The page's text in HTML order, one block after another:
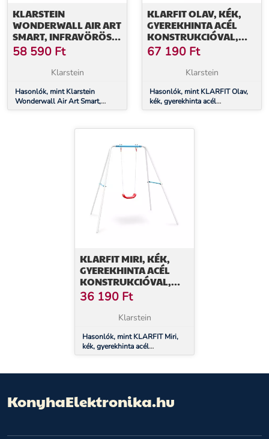
KLARSTEIN
WONDERWALL AIR ART
SMART, INFRAVÖRÖS
HŐSUGÁRZÓ, 80 X 60
CM, 500 W, KERTI ÚT
58 590 Ft
Klarstein
Hasonlók, mint Klarstein
Wonderwall Air Art Smart,
infravörös hősugárzó, 80 x 60
KLARFIT OLAV, KÉK,
GYEREKHINTA ACÉL
KONSTRUKCIÓVAL,
KERTI HASZNÁLATRA
67 190 Ft
Klarstein
Hasonlók, mint KLARFIT Olav,
kék, gyerekhinta acél
konstrukcióval, kerti használatra
KLARFIT MIRI, KÉK,
GYEREKHINTA ACÉL
KONSTRUKCIÓVAL,
KERTI HASZNÁLATRA
36 190 Ft
Klarstein
Hasonlók, mint KLARFIT Miri,
kék, gyerekhinta acél
konstrukcióval, kerti használatra
KonyhaElektronika.hu